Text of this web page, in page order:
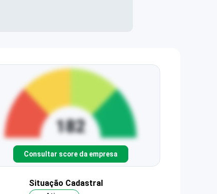
Consultar score da empresa
Situação Cadastral